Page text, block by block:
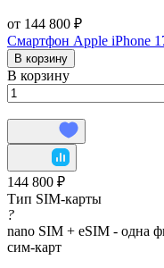
от 144 800 ₽
Смартфон Apple iPhone
В корзину
В корзину
144 800 ₽
Тип SIM-карты
?
nano SIM + eSIM - одна
сим-карт